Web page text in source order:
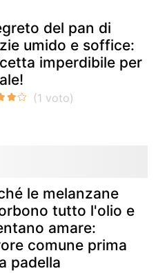
del pan di
umido e soffice:
imperdibile per
le melanzane
tutto l'olio e
amare:
comune prima
padella